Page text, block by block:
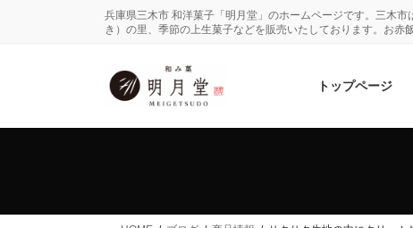
兵庫県三木市 和洋菓子「明月堂」のホームページです。三木
き）の里、季節の上生菓子などを販売いたしております。お赤
トップページ